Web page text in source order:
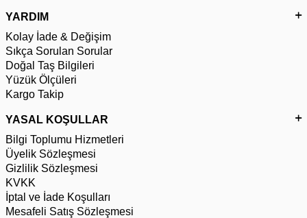
YARDIM
Kolay İade & Değişim
Sıkça Sorulan Sorular
Doğal Taş Bilgileri
Yüzük Ölçüleri
Kargo Takip
YASAL KOŞULLAR
Bilgi Toplumu Hizmetleri
Üyelik Sözleşmesi
Gizlilik Sözleşmesi
KVKK
İptal ve İade Koşulları
Mesafeli Satış Sözleşmesi